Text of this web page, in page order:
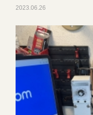
2023.06.26